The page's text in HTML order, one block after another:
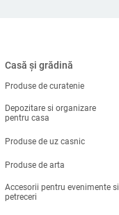
Casă și grădină
Produse de curatenie
Depozitare si organizare
pentru casa
Produse de uz casnic
Produse de arta
Accesorii pentru evenimente si
petreceri